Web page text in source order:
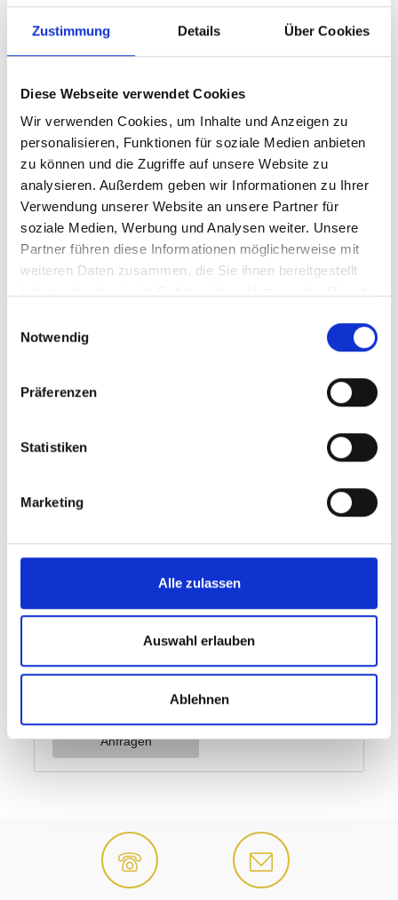
Zustimmung Details Über Cookies
Diese Webseite verwendet Cookies
Wir verwenden Cookies, um Inhalte und Anzeigen zu
personalisieren, Funktionen für soziale Medien anbieten
zu können und die Zugriffe auf unsere Website zu
analysieren. Außerdem geben wir Informationen zu Ihrer
Verwendung unserer Website an unsere Partner für
soziale Medien, Werbung und Analysen weiter. Unsere
Partner führen diese Informationen möglicherweise mit
weiteren Daten zusammen, die Sie ihnen bereitgestellt
Notwendig
Präferenzen
Statistiken
Marketing
Alle zulassen
Auswahl erlauben
Ablehnen